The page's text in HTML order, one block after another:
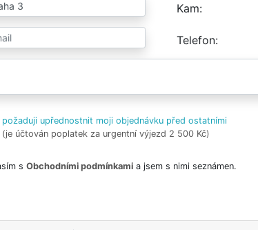
Kam
Telefon
požaduji upřednostnit moji objednávku před ostatními
(je účtován poplatek za urgentní výjezd 2 500 Kč)
s Obchodními podmínkamia jsem s nimi seznámen.